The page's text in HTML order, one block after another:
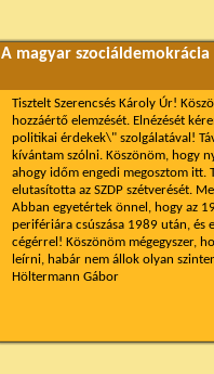
A magyar
Tisztelt Szerencsés Károly Úr!
hozzáértő elemzését. Elnézését
politikai érdekek\" szolgálatával!
kívántam szólni. Köszönöm, hogy
ahogy időm engedi megosztom itt.
elutasította az SZDP szétverését.
Abban egyetértek önnel, hogy az
perifériára csúszása 1989 után, és
cégérrel! Köszönöm mégegyszer,
leírni, habár nem állok olyan
Höltermann Gábor